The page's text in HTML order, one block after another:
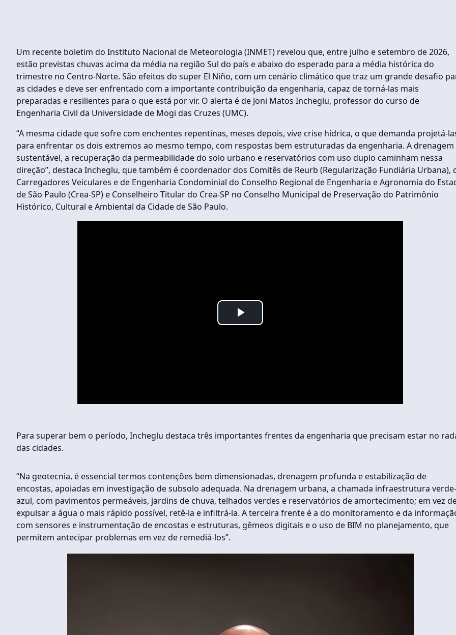
Um recente boletim do Instituto Nacional de Meteorologia (INMET) revelou que, entre julho e setembro de 2026,
estão previstas chuvas acima da média na região Sul do país e abaixo do esperado para a média histórica do
trimestre no Centro-Norte. São efeitos do super El Niño, com um cenário climático que traz um grande desafio
as cidades e deve ser enfrentado com a importante contribuição da engenharia, capaz de torná-las mais
preparadas e resilientes para o que está por vir. O alerta é de Joni Matos Incheglu, professor do curso de
Engenharia Civil da Universidade de Mogi das Cruzes (UMC).
“A mesma cidade que sofre com enchentes repentinas, meses depois, vive crise hídrica, o que demanda projetá-
para enfrentar os dois extremos ao mesmo tempo, com respostas bem estruturadas da engenharia. A drenagem
sustentável, a recuperação da permeabilidade do solo urbano e reservatórios com uso duplo caminham nessa
direção”, destaca Incheglu, que também é coordenador dos Comitês de Reurb (Regularização Fundiária Urbana),
Carregadores Veiculares e de Engenharia Condominial do Conselho Regional de Engenharia e Agronomia do
de São Paulo (Crea-SP) e Conselheiro Titular do Crea-SP no Conselho Municipal de Preservação do Patrimônio
Histórico, Cultural e Ambiental da Cidade de São Paulo.
Play
Para superar bem o período, Incheglu destaca três importantes frentes da engenharia que precisam estar no
das cidades.
“Na geotecnia, é essencial termos contenções bem dimensionadas, drenagem profunda e estabilização de
encostas, apoiadas em investigação de subsolo adequada. Na drenagem urbana, a chamada infraestrutura verde-
azul, com pavimentos permeáveis, jardins de chuva, telhados verdes e reservatórios de amortecimento; em vez
expulsar a água o mais rápido possível, retê-la e infiltrá-la. A terceira frente é a do monitoramento e da
com sensores e instrumentação de encostas e estruturas, gêmeos digitais e o uso de BIM no planejamento, que
permitem antecipar problemas em vez de remediá-los”.